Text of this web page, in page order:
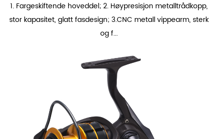
1. Fargeskiftende hoveddel; 2. Høypresisjon metalltrådkopp,
stor kapasitet, glatt fasdesign; 3.CNC metall vippearm, sterk
og f...